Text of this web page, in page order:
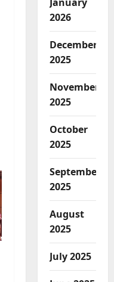
2026
December
2025
November
2025
October
2025
September
2025
August
2025
July 2025